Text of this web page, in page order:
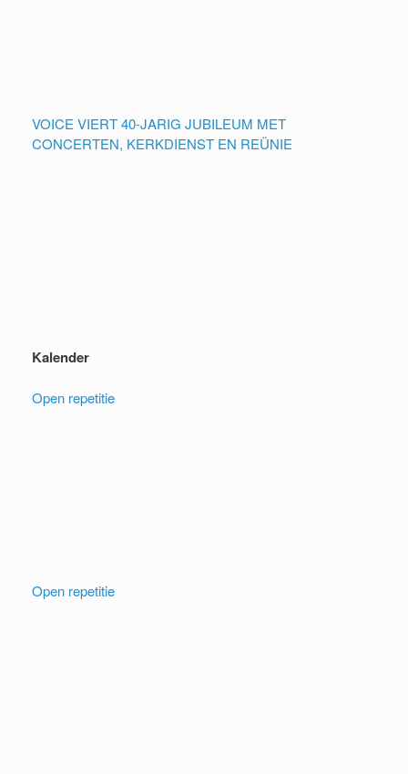
VOICE VIERT 40-JARIG JUBILEUM MET
CONCERTEN, KERKDIENST EN REÜNIE
Kalender
Open repetitie
Open repetitie